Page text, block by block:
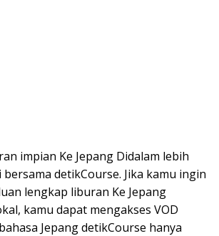
impian Ke Jepang Didalam lebih
bersama detikCourse. Jika kamu ingin
lengkap liburan Ke Jepang
kamu dapat mengakses VOD
Jepang detikCourse hanya